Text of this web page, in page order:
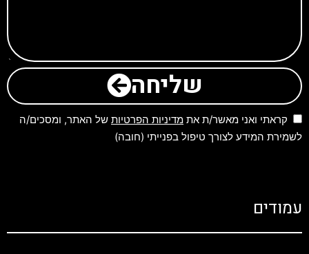
שליחה
קראתי ואני מאשר/ת את מדיניות הפרטיות של האתר, ומסכים/ה
לשמירת המידע לצורך טיפול בפנייתי (חובה)
עמודים